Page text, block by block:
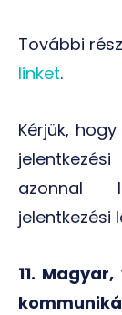
További
linket.
Kérjük,
azonnal
jelentkezési
11.